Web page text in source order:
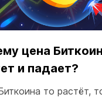
цена
и падает?
то растёт,